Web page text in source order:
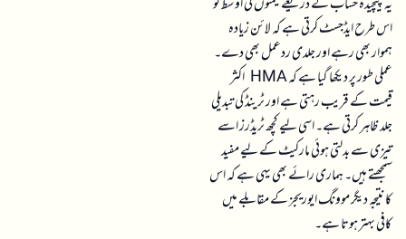
اس طرح ایڈجسٹ کرتی ہے کہ لائن زیادہ
ہموار بھی رہے اور جلدی ردعمل بھی دے۔
عملی طور پر دیکھا گیا ہے کہ HMA اکثر
قیمت کے قریب رہتی ہے اور ٹرینڈ کی تبدیلی
جلد ظاہر کرتی ہے۔ اسی لیے کچھ ٹریڈرز اسے
تیزی سے بدلتی ہوئی مارکیٹ کے لیے مفید
سمجھتے ہیں۔ ہماری رائے بھی یہی ہے کہ اس
کا نتیجہ دیگر موونگ ایوریجز کے مقابلے میں
کافی بہتر ہوتا ہے۔